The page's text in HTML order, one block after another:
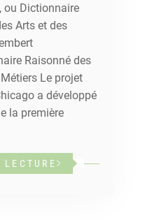
Dictionnaire
Arts et des
Raisonné des
Le projet
a développé
la première